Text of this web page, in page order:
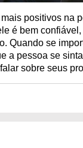
positivos na
é bem
Quando se
a pessoa se
sobre seus